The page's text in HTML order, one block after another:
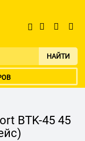
НАЙТИ
BTK-45 45